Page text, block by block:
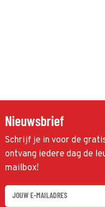
Nieuwsbrief
Schrijf je in voor de
ontvang iedere dag de
mailbox!